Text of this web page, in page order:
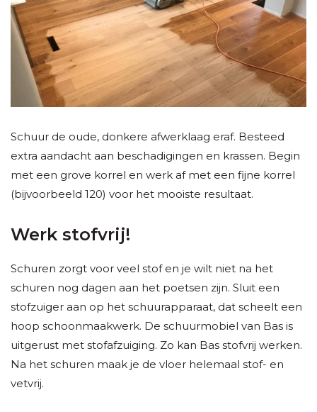
Schuur de oude, donkere afwerklaag eraf. Besteed
extra aandacht aan beschadigingen en krassen. Begin
met een grove korrel en werk af met een fijne korrel
(bijvoorbeeld 120) voor het mooiste resultaat.
Werk stofvrij!
Schuren zorgt voor veel stof en je wilt niet na het
schuren nog dagen aan het poetsen zijn. Sluit een
stofzuiger aan op het schuurapparaat, dat scheelt een
hoop schoonmaakwerk. De schuurmobiel van Bas is
uitgerust met stofafzuiging. Zo kan Bas stofvrij werken.
Na het schuren maak je de vloer helemaal stof- en
vetvrij.